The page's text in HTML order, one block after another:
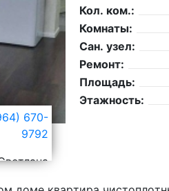
670-
9792
Кол. ком.:
Комнаты:
Сан. узел:
Ремонт:
Площадь:
Этажность: